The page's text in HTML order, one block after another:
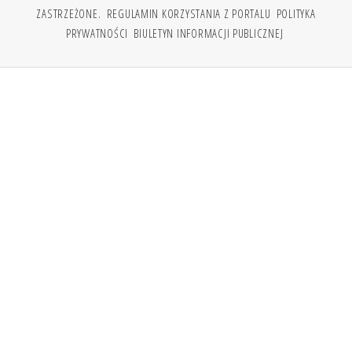
ZASTRZEŻONE. REGULAMIN KORZYSTANIA Z PORTALU POLITYKA
PRYWATNOŚCI BIULETYN INFORMACJI PUBLICZNEJ